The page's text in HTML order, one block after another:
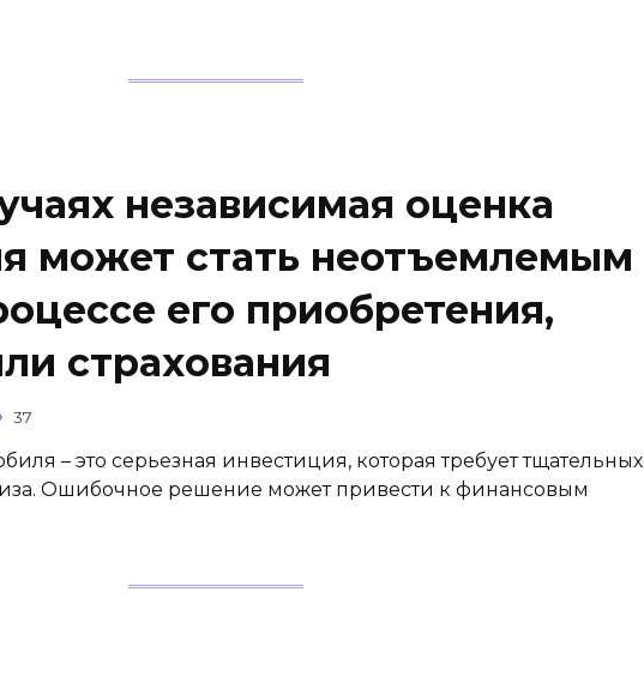
независимая оценка
может стать неотъемлемым
его приобретения,
страхования
37
– это серьезная инвестиция, которая требует тщательных
Ошибочное решение может привести к финансовым